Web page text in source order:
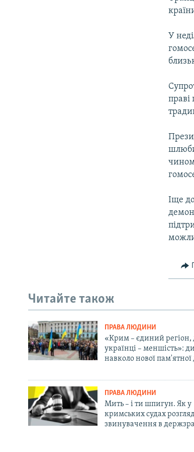
У
праві
Іще
Читайте також
ПРАВА ЛЮДИНИ
«Крим – єдиний регіон,
українці – меншість»:
навколо нової пам'ятної
ПРАВА ЛЮДИНИ
Мить – і ти шпигун. Як у
кримських судах
звинувачення в